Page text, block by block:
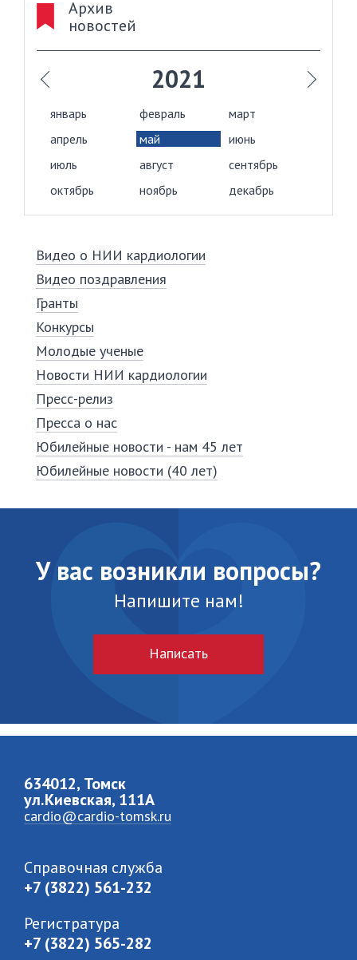
Архив
новостей
2021
январь февраль
март
апрель
май
июнь
июль
август
сентябрь
октябрь
ноябрь декабрь
Видео о НИИ кардиологии
Видео поздравления
Гранты
Конкурсы
Молодые ученые
Новости НИИ кардиологии
Пресс-релиз
Пресса о нас
Юбилейные новости - нам 45 лет
Юбилейные новости (40 лет)
У вас возникли вопросы?
Напишите нам!
Написать
634012, Томск
ул.Киевская, 111A
cardio@cardio-tomsk.ru
Справочная служба
+7 (3822) 561-232
Регистратура
+7 (3822) 565-282